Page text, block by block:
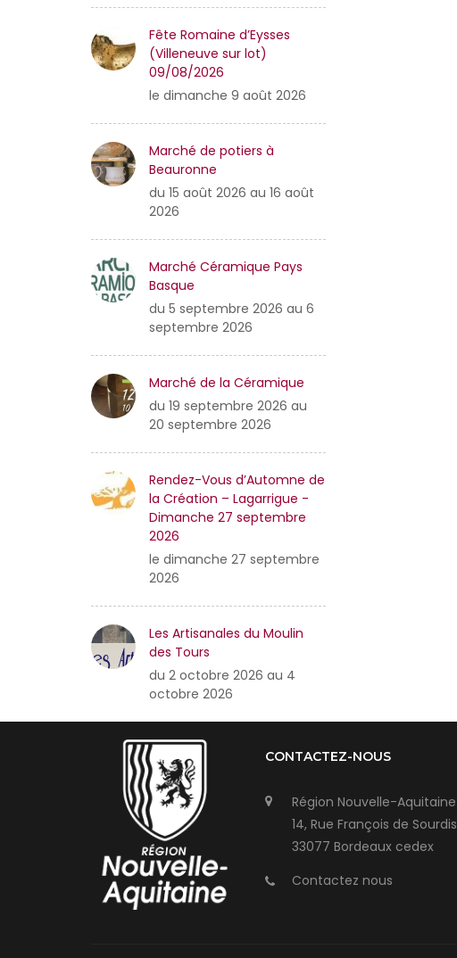
Fête Romaine d’Eysses
(Villeneuve sur lot)
09/08/2026
le dimanche 9 août 2026
Marché de potiers à
Beauronne
du 15 août 2026 au 16 août
2026
Marché Céramique Pays
Basque
du 5 septembre 2026 au 6
septembre 2026
Marché de la Céramique
du 19 septembre 2026 au
20 septembre 2026
Rendez-Vous d’Automne de
la Création – Lagarrigue -
Dimanche 27 septembre
2026
le dimanche 27 septembre
2026
Les Artisanales du Moulin
des Tours
du 2 octobre 2026 au 4
octobre 2026
CONTACTEZ-NOUS
Région Nouvelle-Aquitaine
14, Rue François de Sourdis
33077 Bordeaux cedex
Contactez nous